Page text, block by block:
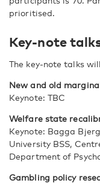
prioritised.
Key-note
The key-note talks
New and old
Keynote: TBC
Welfare state
Keynote: Bagga
University BSS,
Department of
Gambling policy